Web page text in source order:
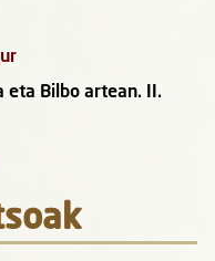
eta Bilbo artean. II.